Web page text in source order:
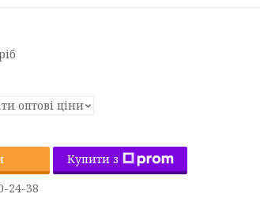
оптові ціни
Купити з
24-38